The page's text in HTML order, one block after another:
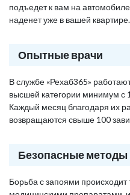
подъедет к вам на
наденет уже в вашей квартире.
Опытные врачи
В службе «Рехаб365»
высшей категории минимум с
Каждый месяц благодаря их
возвращаются свыше 100
Безопасные методы
Борьба с запоями